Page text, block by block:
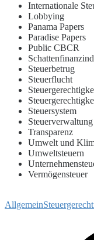
Internationale
Lobbying
Panama Papers
Paradise Papers
Public CBCR
Steuerbetrug
Steuerflucht
Steuersystem
Steuerverwaltung
Transparenz
Umwelt und
Umweltsteuern
Vermögensteuer
Allgemein